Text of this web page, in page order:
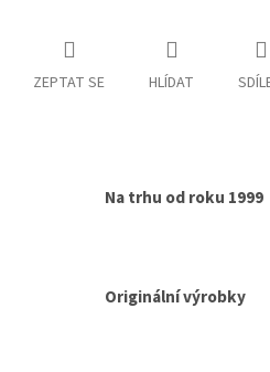
ZEPTAT SE HLÍDAT
Na trhu od roku 1999
Originální výrobky